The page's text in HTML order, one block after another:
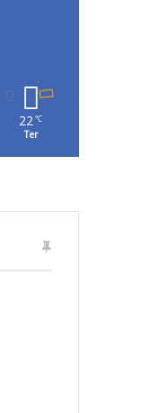
22℃
Ter